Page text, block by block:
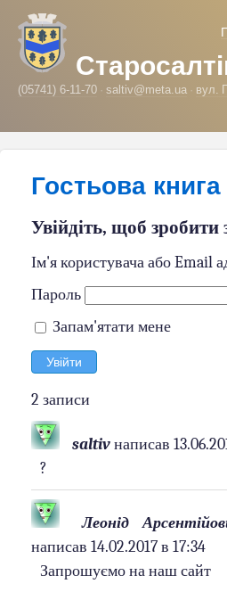
(05741) 6-11-70 saltiv@meta.ua вул.
Гостьова книга
Увійдіть, щоб зробити
Ім'я користувача або Email
Пароль
Запам'ятати мене
2 записи
saltivнаписав
?
Леонід
написав 14.02.2017в 17:34
Запрошуємо на наш сайт